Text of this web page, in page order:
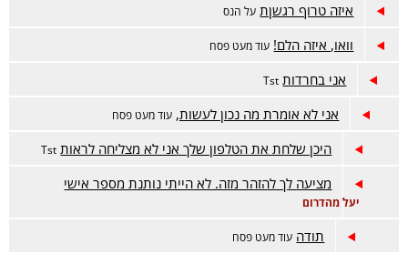
איזה טרוף רגשןת על הנס
וואו, איזה הלם! עוד מעט פסח
אני בחרדות Tst
אני לא אומרת מה נכון לעשות, עוד מעט פסח
היכן שלחת את הטלפון שלך אני לא מצליחה לראות Tst
מציעה לך להזהר מזה. לא הייתי נותנת מספר אישי
יעל מהדרום
תודה עוד מעט פסח